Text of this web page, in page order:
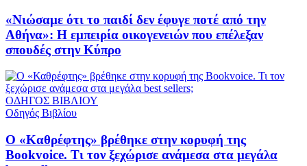
«Νιώσαμε ότι το παιδί δεν έφυγε ποτέ από την
Αθήνα»: Η εμπειρία οικογενειών που επέλεξαν
σπουδές στην Κύπρο
ΟΔΗΓΟΣ ΒΙΒΛΙΟΥ
Οδηγός Βιβλίου
Ο «Καθρέφτης» βρέθηκε στην κορυφή της
Bookvoice. Τι τον ξεχώρισε ανάμεσα στα μεγάλα